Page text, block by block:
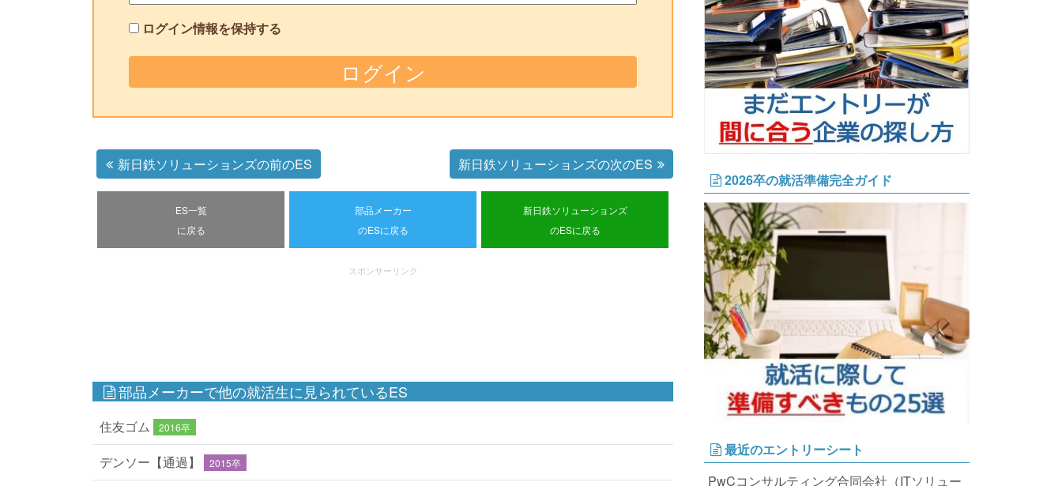
ログイン情報を保持する
新日鉄ソリューションズの前のES 新日鉄ソリューションズの次のES
ES一覧
に戻る
部品メーカー
のESに戻る
新日鉄ソリューションズ
のESに戻る
スポンサーリンク
部品メーカーで他の就活生に見られているES
住友ゴム 2016卒
デンソー【通過】 2015卒
2026卒の就活準備完全ガイド
最近のエントリーシート
PwCコンサルティング合同会社（ITソリュー